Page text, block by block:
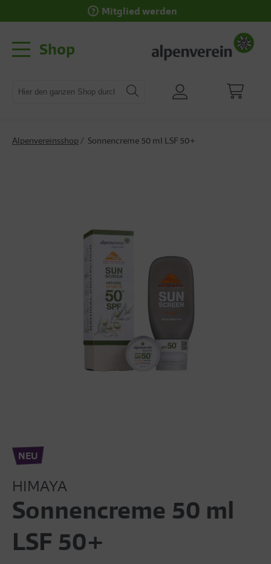
Mitglied werden
Shop
Alpenvereinsshop Sonnencreme 50 ml LSF 50+
NEU
HIMAYA
Sonnencreme 50 ml
LSF 50+